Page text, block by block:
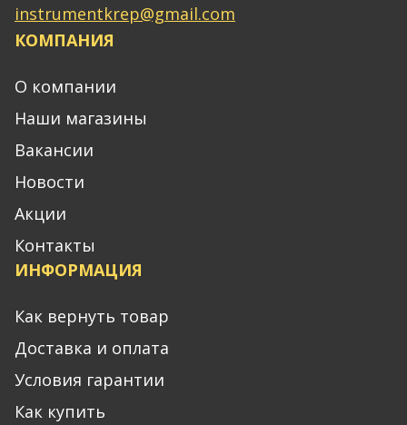
instrumentkrep@gmail.com
КОМПАНИЯ
О компании
Наши магазины
Вакансии
Новости
Акции
Контакты
ИНФОРМАЦИЯ
Как вернуть товар
Доставка и оплата
Условия гарантии
Как купить